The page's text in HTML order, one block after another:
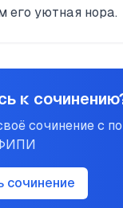
его уютная нора.
к
сочинение с
сочинение